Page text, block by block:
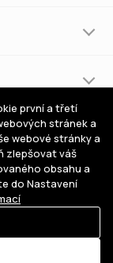
vyhrazena.
první a třetí
stránek a
webové stránky a
zlepšovat váš
obsahu a
do Nastavení